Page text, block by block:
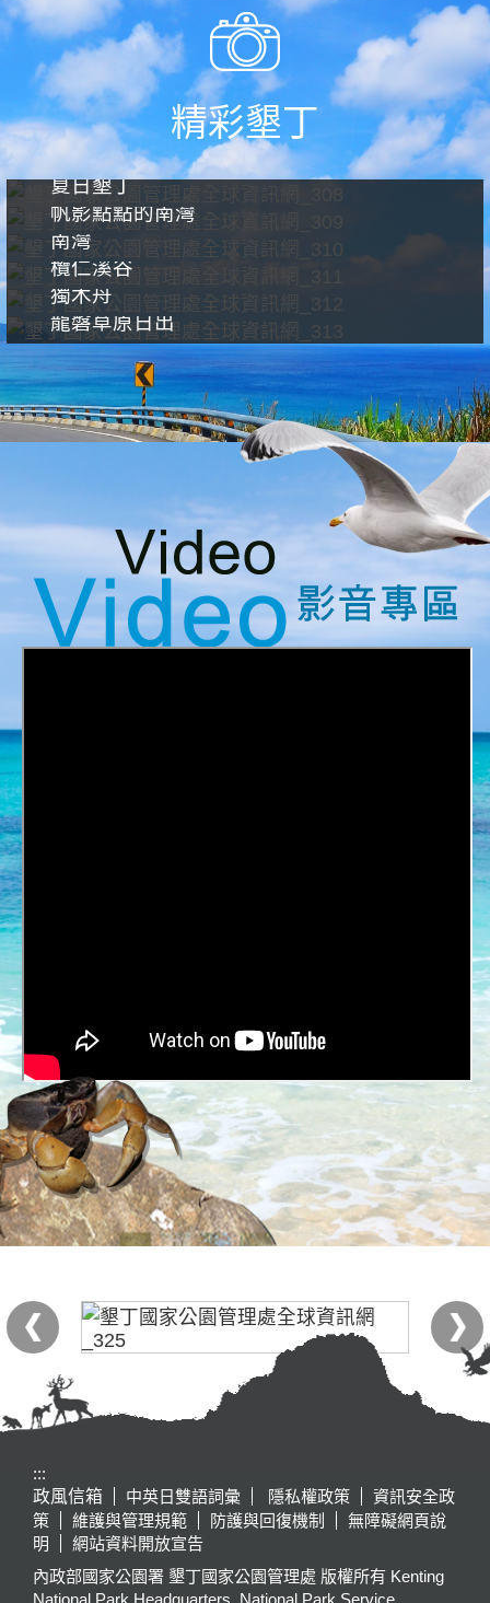
精彩墾丁
夏日墾丁
帆影點點的南灣
南灣
欖仁溪谷
獨木舟
龍磐草原日出
:::
政風信箱
中英日雙語詞彙 隱私權政策
資訊安全政
策
維護與管理規範 防護與回復機制
無障礙網頁說
明
網站資料開放宣告
內政部國家公園署 墾丁國家公園管理處 版權所有 Kenting
National Park Headquarters, National Park Service,